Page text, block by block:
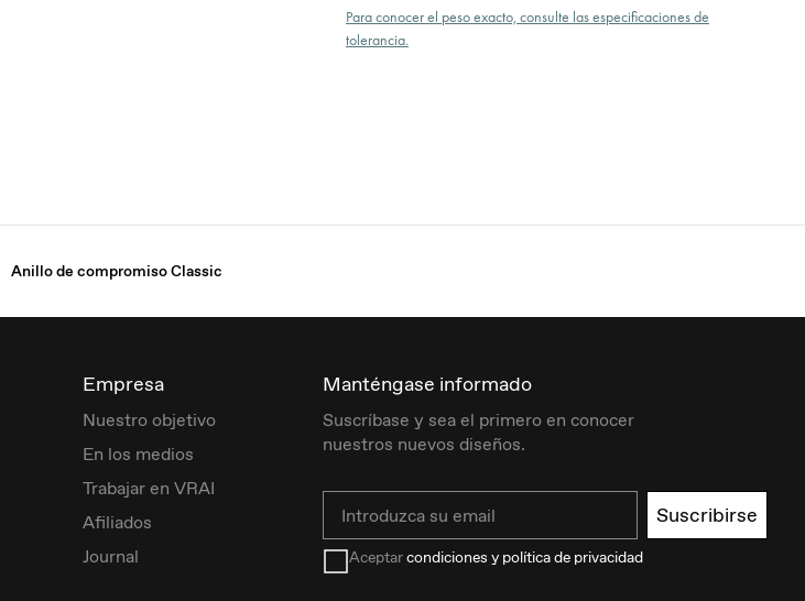
Para conocer el peso exacto, consulte las especificaciones de
tolerancia.
Anillo de compromiso Classic
Empresa
Nuestro objetivo
En los medios
Trabajar en VRAI
Afiliados
Journal
Manténgase informado
Suscríbase y sea el primero en conocer
nuestros nuevos diseños.
Suscribirse
Aceptarcondiciones y política de privacidad